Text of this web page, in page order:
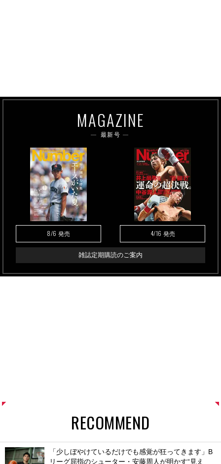
MAGAZINE
最新号
8/6 発売 4/16 発売
雑誌定期購読のご案内
RECOMMEND
「少しぼやけているだけでも感覚が狂ってきます」B
リーグ屈指のシューター・安藤周人が明かす“見え